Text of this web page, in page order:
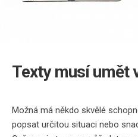
Texty musí umět
Možná má někdo skvělé
popsat určitou situaci nebo